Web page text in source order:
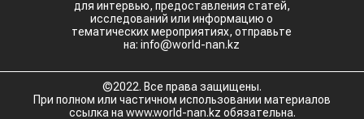
для интервью, предоставления статей,
исследований или информацию о
тематических мероприятиях, отправьте
на: info@world-nan.kz
©2022. Все права защищены.
При полном или частичном использовании материалов
ссылка на www.world-nan.kz обязательна.